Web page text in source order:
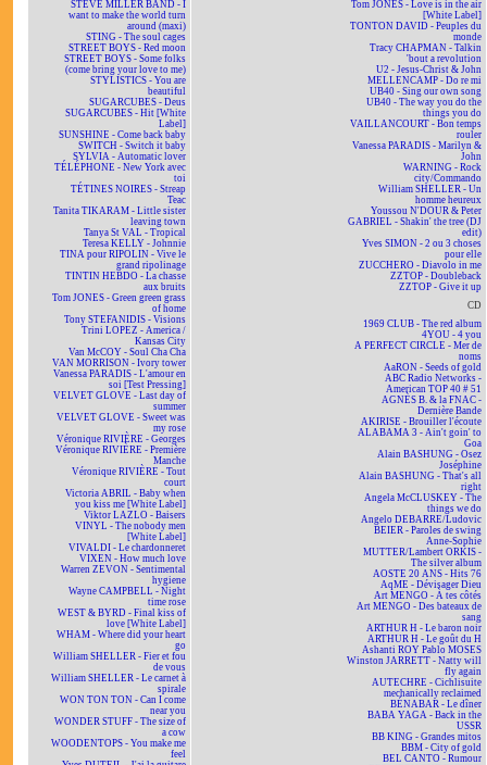
STEVE MILLER BAND - I
want to make the world turn
around (maxi)
STING - The soul cages
STREET BOYS - Red moon
STREET BOYS - Some folks
(come bring your love to me)
STYLISTICS - You are
beautiful
SUGARCUBES - Deus
SUGARCUBES - Hit [White
Label]
SUNSHINE - Come back baby
SWITCH - Switch it baby
SYLVIA - Automatic lover
TÉLÉPHONE - New York avec
toi
TÉTINES NOIRES - Streap
Teac
Tanita TIKARAM - Little sister
leaving town
Tanya St VAL - Tropical
Teresa KELLY - Johnnie
TINA pour RIPOLIN - Vive le
grand ripolinage
TINTIN HEBDO - La chasse
aux bruits
Tom JONES - Green green grass
of home
Tony STEFANIDIS - Visions
Trini LOPEZ - America /
Kansas City
Van McCOY - Soul Cha Cha
VAN MORRISON - Ivory tower
Vanessa PARADIS - L'amour en
soi [Test Pressing]
VELVET GLOVE - Last day of
summer
VELVET GLOVE - Sweet was
my rose
Véronique RIVIÈRE - Georges
Véronique RIVIÈRE - Première
Manche
Véronique RIVIÈRE - Tout
court
Victoria ABRIL - Baby when
you kiss me [White Label]
Viktor LAZLO - Baisers
VINYL - The nobody men
[White Label]
VIVALDI - Le chardonneret
VIXEN - How much love
Warren ZEVON - Sentimental
hygiene
Wayne CAMPBELL - Night
time rose
WEST & BYRD - Final kiss of
love [White Label]
WHAM - Where did your heart
go
William SHELLER - Fier et fou
de vous
William SHELLER - Le carnet à
spirale
WON TON TON - Can I come
near you
WONDER STUFF - The size of
a cow
WOODENTOPS - You make me
feel
Tom JONES - Love is in the air
[White Label]
TONTON DAVID - Peuples du
monde
Tracy CHAPMAN - Talkin
'bout a revolution
U2 - Jesus-Christ & John
MELLENCAMP - Do re mi
UB40 - Sing our own song
UB40 - The way you do the
things you do
VAILLANCOURT - Bon temps
rouler
Vanessa PARADIS - Marilyn &
John
WARNING - Rock
city/Commando
William SHELLER - Un
homme heureux
Youssou N'DOUR & Peter
GABRIEL - Shakin' the tree (DJ
edit)
Yves SIMON - 2 ou 3 choses
pour elle
ZUCCHERO - Diavolo in me
ZZTOP - Doubleback
ZZTOP - Give it up
CD
1969 CLUB - The red album
4YOU - 4 you
A PERFECT CIRCLE - Mer de
noms
AaRON - Seeds of gold
ABC Radio Networks -
American TOP 40 # 51
AGNÈS B. & la FNAC -
Dernière Bande
AKIRISE - Brouiller l'écoute
ALABAMA 3 - Ain't goin' to
Goa
Alain BASHUNG - Osez
Joséphine
Alain BASHUNG - That's all
right
Angela McCLUSKEY - The
things we do
Angelo DEBARRE/Ludovic
BEIER - Paroles de swing
Anne-Sophie
MUTTER/Lambert ORKIS -
The silver album
AOSTE 20 ANS - Hits 76
AqME - Dévisager Dieu
Art MENGO - À tes côtés
Art MENGO - Des bateaux de
sang
ARTHUR H - Le baron noir
ARTHUR H - Le goût du H
Ashanti ROY Pablo MOSES
Winston JARRETT - Natty will
fly again
AUTECHRE - Cichlisuite
mechanically reclaimed
BÉNABAR - Le dîner
BABA YAGA - Back in the
USSR
BB KING - Grandes mitos
BBM - City of gold
BEL CANTO - Rumour